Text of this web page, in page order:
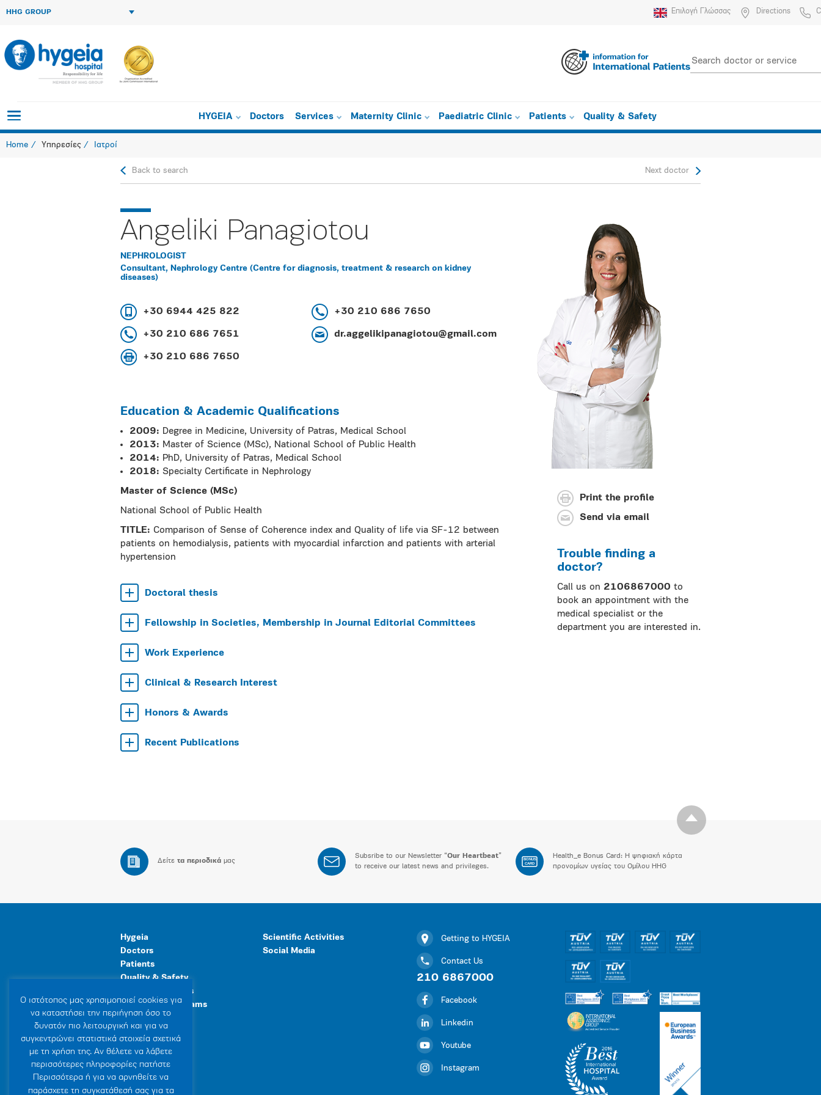
HHG GROUP Επιλογή Γλώσσας Directions
HYGEIA Doctors Services Maternity Clinic Paediatric Clinic Patients Quality & Safety
Home Υπηρεσίες Ιατροί
Back to search Next doctor
Angeliki Panagiotou
NEPHROLOGIST
Consultant, Nephrology Centre (Centre for diagnosis, treatment & research on kidney
diseases)
+30 6944 425 822 +30 210 686 7650
+30 210 686 7651 dr.aggelikipanagiotou@gmail.com
+30 210 686 7650
Education & Academic Qualifications
2009: Degree in Medicine, University of Patras, Medical School
2013: Master of Science (MSc), National School of Public Health
2014: PhD, University of Patras, Medical School
2018: Specialty Certificate in Nephrology
Master of Science (MSc)
National School of Public Health
TITLE: Comparison of Sense of Coherence index and Quality of life via SF-12 between
patients on hemodialysis, patients with myocardial infarction and patients with arterial
hypertension
Doctoral thesis
Fellowship in Societies, Membership in Journal Editorial Committees
Work Experience
Clinical & Research Interest
Honors & Awards
Recent Publications
Print the profile
Send via email
Trouble finding a
doctor?
Call us on 2106867000 to
book an appointment with the
medical specialist or the
department you are interested in.
Δείτε τα περιοδικά μας
Subsribe to our Newsletter “Our Heartbeat”
to receive our latest news and privileges.
BONUS
CARD
Health_e Bonus Card: H ψηφιακή κάρτα
προνομίων υγείας του Ομίλου HHG
Hygeia
Doctors
Patients
Quality & Safety
Human Resources
Healthcare Programs
General Facilities
Scientific Activities
Social Media
Getting to HYGEIA
Contact Us
210 6867000
Facebook
Linkedin
Youtube
Instagram
Ο ιστότοπoς μας χρησιμοποιεί cookies για
να καταστήσει την περιήγηση όσο το
δυνατόν πιο λειτουργική και για να
συγκεντρώνει στατιστικά στοιχεία σχετικά
με τη χρήση της. Αν θέλετε να λάβετε
περισσότερες πληροφορίες πατήστε
Περισσότερα ή για να αρνηθείτε να
παράσχετε τη συγκατάθεσή σας για τα